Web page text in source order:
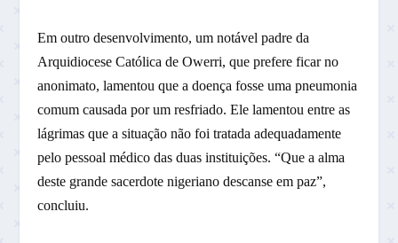
Em outro desenvolvimento, um notável padre da
Arquidiocese Católica de Owerri, que prefere ficar no
anonimato, lamentou que a doença fosse uma pneumonia
comum causada por um resfriado. Ele lamentou entre as
lágrimas que a situação não foi tratada adequadamente
pelo pessoal médico das duas instituições. “Que a alma
deste grande sacerdote nigeriano descanse em paz”,
concluiu.